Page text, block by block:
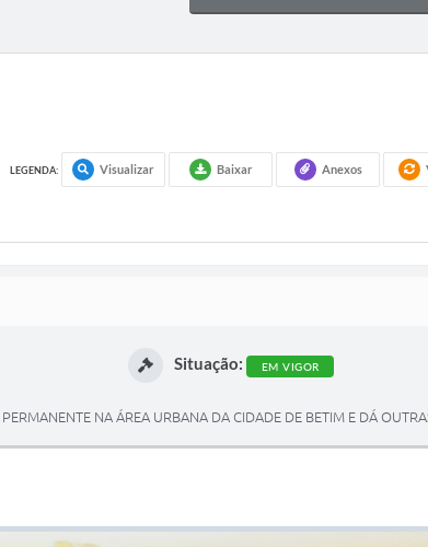
LEGENDA: Visualizar Baixar Anexos
Situação: EM VIGOR
NA ÁREA URBANA DA CIDADE DE BETIM E DÁ